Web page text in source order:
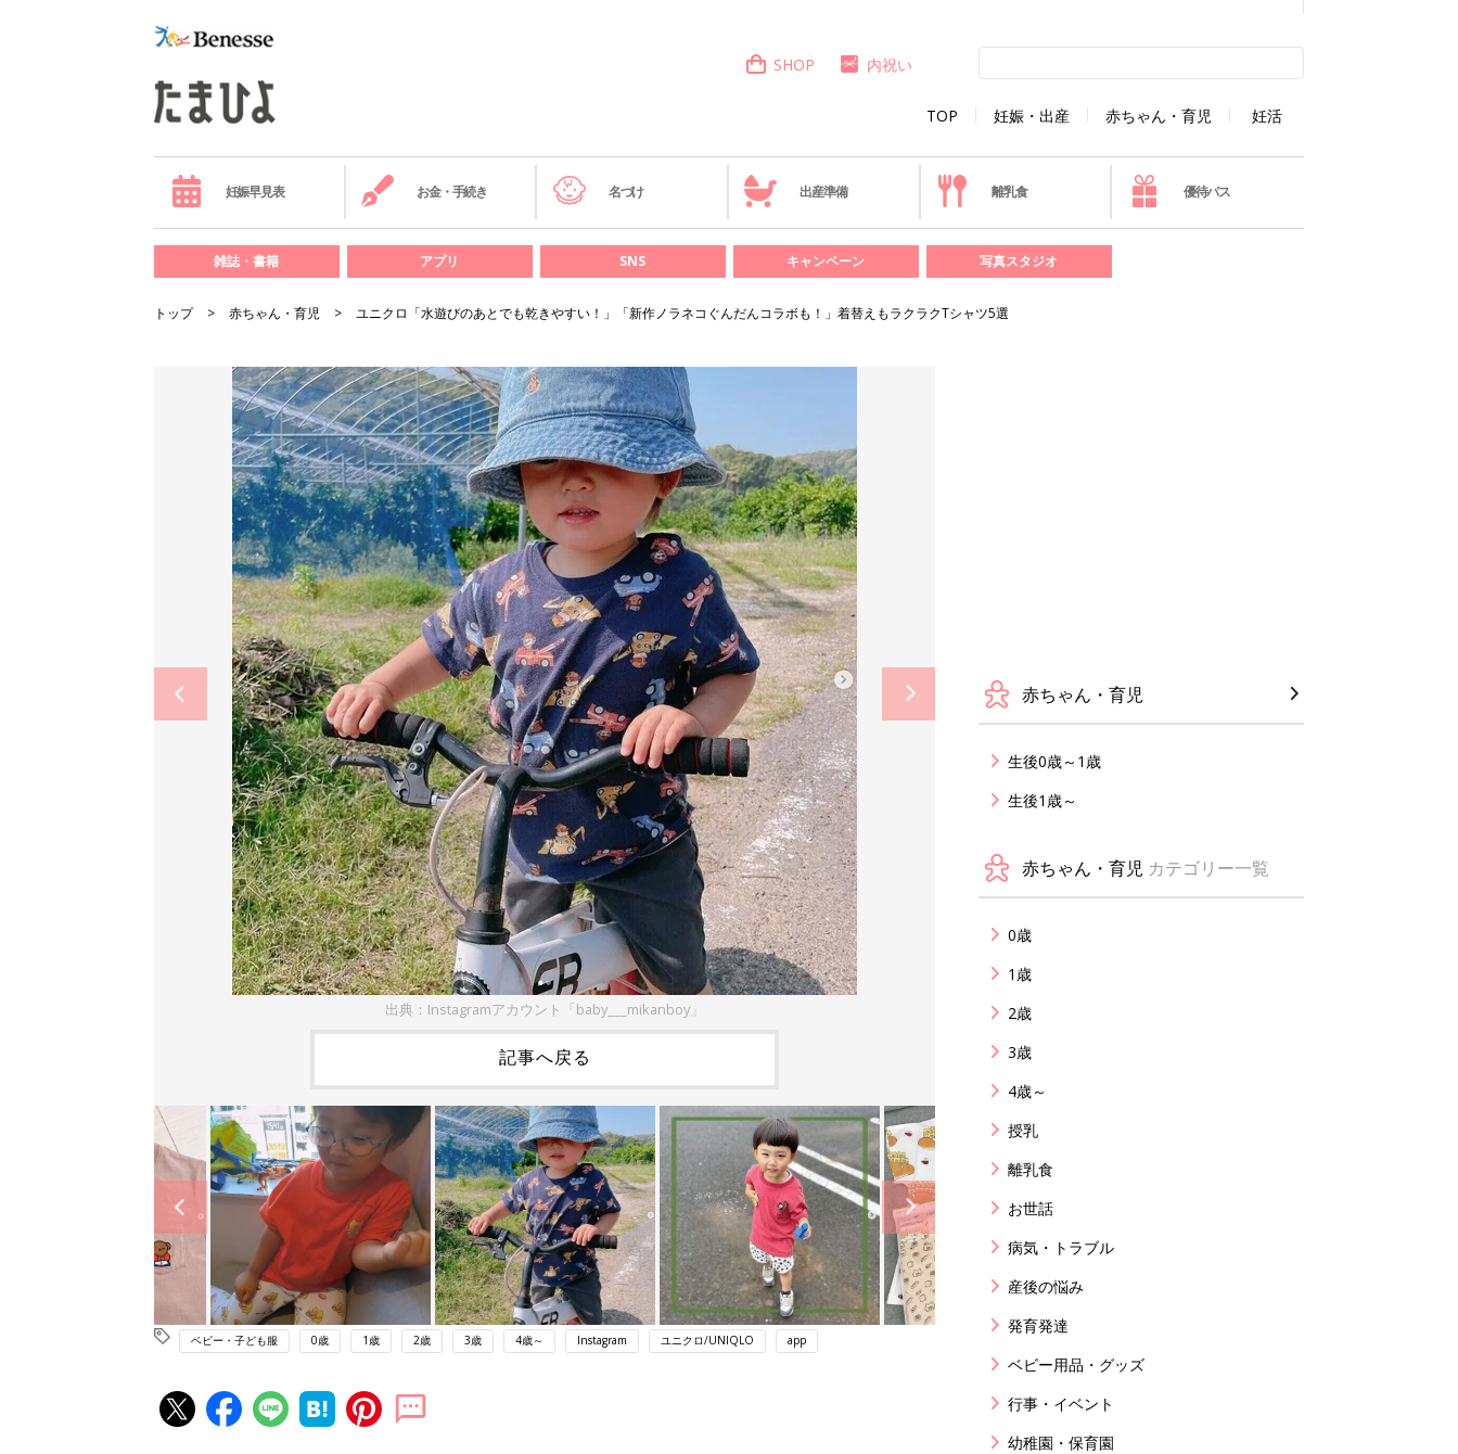
TOP 妊娠・出産 赤ちゃん・育児 妊活
SHOP 内祝い
妊娠早見表 お金・手続き 名づけ 出産準備 離乳食 優待パス
雑誌・書籍 アプリ SNS キャンペーン 写真スタジオ
トップ 赤ちゃん・育児 ユニクロ「水遊びのあとでも乾きやすい！」「新作ノラネコぐんだんコラボも！」着替えもラクラクTシャツ5選
出典：Instagramアカウント「baby___mikanboy」
記事へ戻る
ベビー・子ども服 0歳 1歳 2歳 3歳 4歳～ Instagram ユニクロ/UNIQLO app
赤ちゃん・育児
生後0歳～1歳
生後1歳～
赤ちゃん・育児 カテゴリー一覧
0歳
1歳
2歳
3歳
4歳～
授乳
離乳食
お世話
病気・トラブル
産後の悩み
発育発達
ベビー用品・グッズ
行事・イベント
幼稚園・保育園